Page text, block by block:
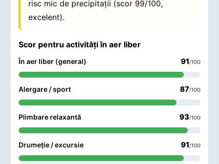
risc mic de precipitații (scor 99/100,
excelent).
Scor pentru activități în aer liber
În aer liber (general) 91/100
Alergare / sport 87/100
Plimbare relaxantă 93/100
Drumeție / excursie 91/100